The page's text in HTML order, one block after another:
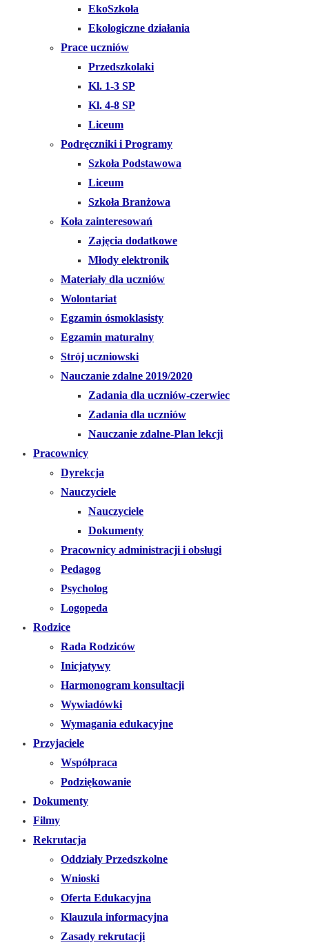
EkoSzkoła
Ekologiczne działania
Prace uczniów
Przedszkolaki
Kl. 1-3 SP
Kl. 4-8 SP
Liceum
Podręczniki i Programy
Szkoła Podstawowa
Liceum
Szkoła Branżowa
Koła zainteresowań
Zajęcia dodatkowe
Młody elektronik
Materiały dla uczniów
Wolontariat
Egzamin ósmoklasisty
Egzamin maturalny
Strój uczniowski
Nauczanie zdalne 2019/2020
Zadania dla uczniów-czerwiec
Zadania dla uczniów
Nauczanie zdalne-Plan lekcji
Pracownicy
Dyrekcja
Nauczyciele
Nauczyciele
Dokumenty
Pracownicy administracji i obsługi
Pedagog
Psycholog
Logopeda
Rodzice
Rada Rodziców
Inicjatywy
Harmonogram konsultacji
Wywiadówki
Wymagania edukacyjne
Przyjaciele
Współpraca
Podziękowanie
Dokumenty
Filmy
Rekrutacja
Oddziały Przedszkolne
Wnioski
Oferta Edukacyjna
Klauzula informacyjna
Zasady rekrutacji